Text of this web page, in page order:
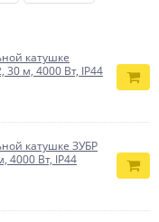
катушке
30 м, 4000 Вт, IP44
катушке ЗУБР
4000 Вт, IP44